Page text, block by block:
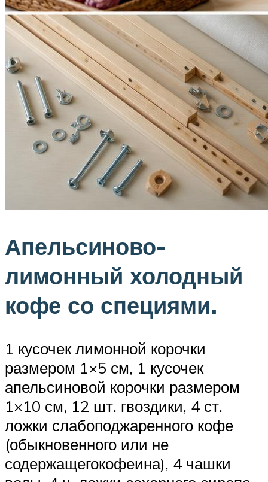
Апельсиново-
лимонный холодный
кофе со специями.
1 кусочек лимонной корочки
размером 1×5 см, 1 кусочек
апельсиновой корочки размером
1×10 см, 12 шт. гвоздики, 4 ст.
ложки слабоподжаренного кофе
(обыкновенного или не
содержащегокофеина), 4 чашки